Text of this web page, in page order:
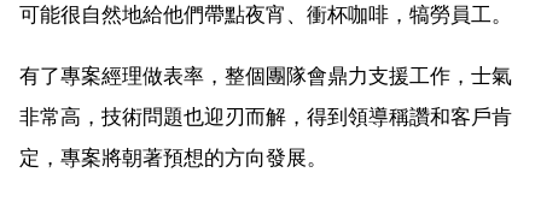
可能很自然地給他們帶點夜宵、衝杯咖啡，犒勞員工。
有了專案經理做表率，整個團隊會鼎力支援工作，士氣
非常高，技術問題也迎刃而解，得到領導稱讚和客戶肯
定，專案將朝著預想的方向發展。